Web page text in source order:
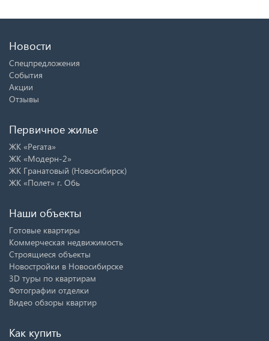
Новости
Спецпредложения
События
Акции
Отзывы
Первичное жилье
ЖК «Регата»
ЖК «Модерн-2»
ЖК Гранатовый (Новосибирск)
ЖК «Полет» г. Обь
Наши объекты
Готовые квартиры
Коммерческая недвижимость
Строящиеся объекты
Новостройки в Новосибирске
3D туры по квартирам
Фотографии отделки
Видео обзоры квартир
Как купить